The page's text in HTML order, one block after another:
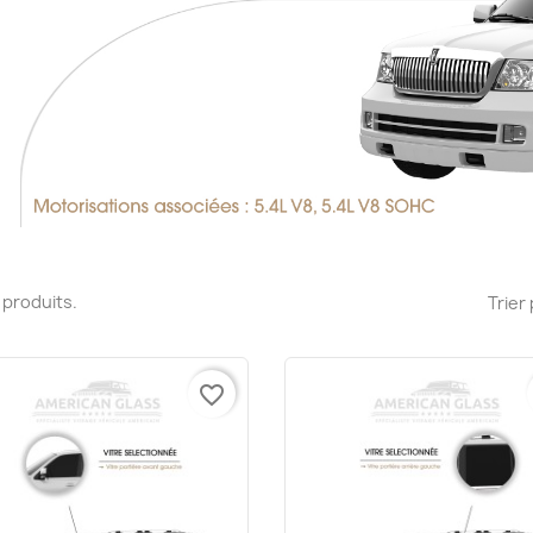
produits. Trier
favorite_border